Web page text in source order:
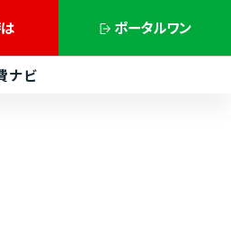
ポータルワン
ナビ